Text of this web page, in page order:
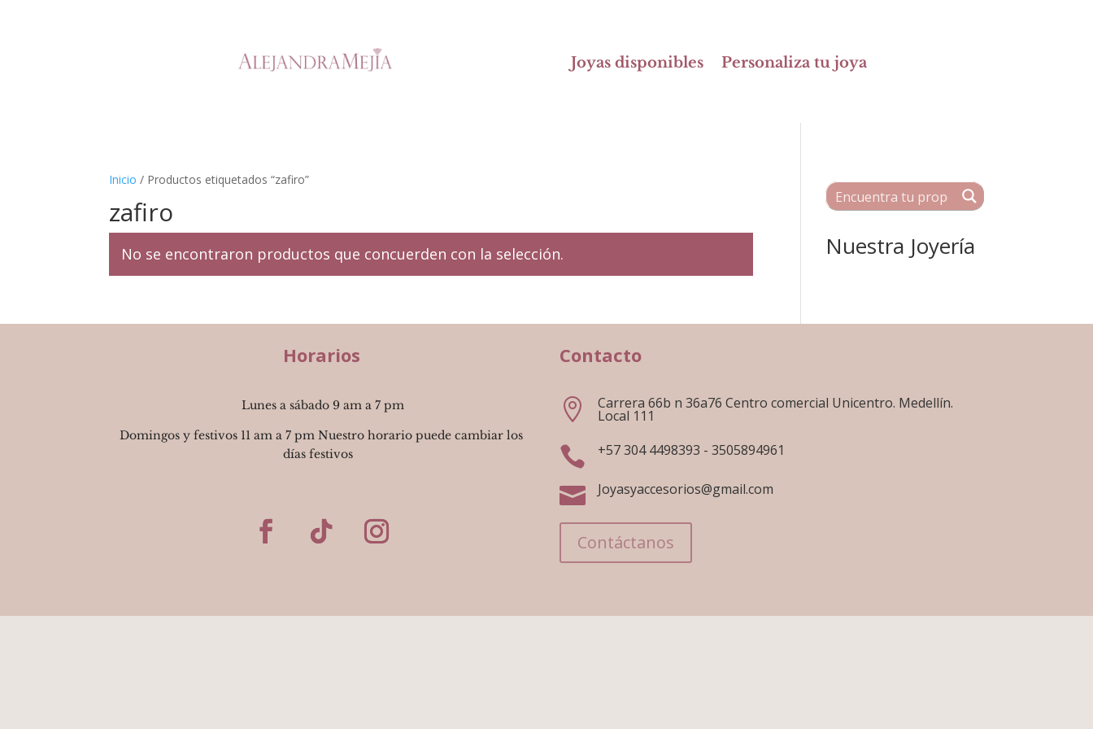
Joyas disponibles Personaliza tu joya
Inicio / Productos etiquetados “zafiro”
zafiro
No se encontraron productos que concuerden con la selección. Nuestra Joyería
Horarios
Lunes a sábado 9 am a 7 pm
Domingos y festivos 11 am a 7 pm Nuestro horario puede cambiar los
días festivos
Contacto
 Carrera 66b n 36a76 Centro comercial Unicentro. Medellín.
Local 111
 +57 304 4498393 - 3505894961
 Joyasyaccesorios@gmail.com
Contáctanos